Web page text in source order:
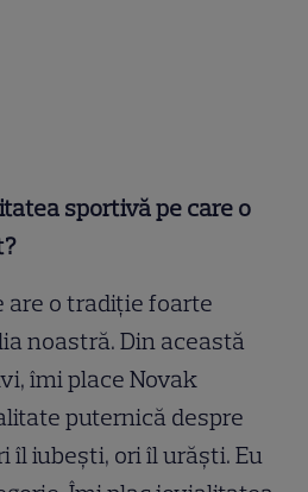
sportivă pe care o
are o tradiție foarte
noastră. Din această
îmi place Novak
puternică despre
îl iubești, ori îl urăști. Eu